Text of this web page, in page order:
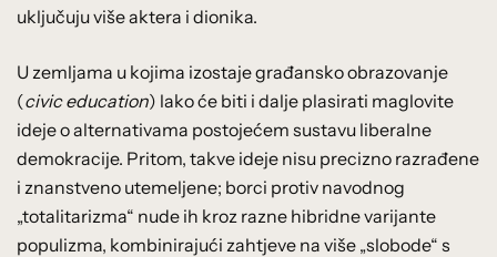
uključuju više aktera i dionika.
U zemljama u kojima izostaje građansko obrazovanje
(civic education) lako će biti i dalje plasirati maglovite
ideje o alternativama postojećem sustavu liberalne
demokracije. Pritom, takve ideje nisu precizno razrađene
i znanstveno utemeljene; borci protiv navodnog
„totalitarizma“ nude ih kroz razne hibridne varijante
populizma, kombinirajući zahtjeve na više „slobode“ s